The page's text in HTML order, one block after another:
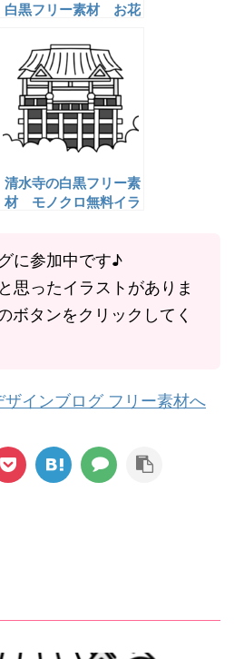
白黒フリー素材 お花
清水寺の白黒フリー素
材 モノクロ無料イラ
に参加中です♪
思ったイラストがありま
ボタンをクリックしてく